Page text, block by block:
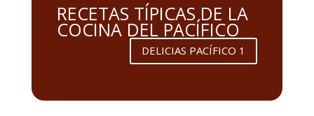
RECETAS TÍPICAS DE LA
COCINA DEL PACÍFICO
DELICIAS PACÍFICO 1